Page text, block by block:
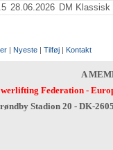
28.06.2026 DM Klassisk
| Nyeste | Tilføj | Kontakt
A
Federation-
Stadion 20 - DK-